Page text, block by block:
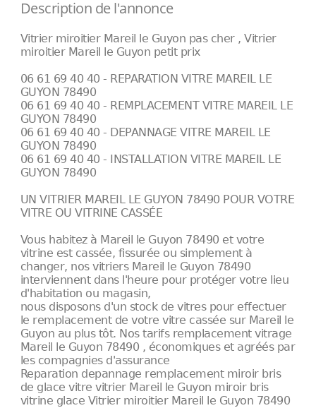
Description de l'annonce
Vitrier miroitier Mareil le Guyon pas cher , Vitrier
miroitier Mareil le Guyon petit prix
06 61 69 40 40 - REPARATION VITRE MAREIL LE
GUYON 78490
06 61 69 40 40 - REMPLACEMENT VITRE MAREIL LE
GUYON 78490
06 61 69 40 40 - DEPANNAGE VITRE MAREIL LE
GUYON 78490
06 61 69 40 40 - INSTALLATION VITRE MAREIL LE
GUYON 78490
UN VITRIER MAREIL LE GUYON 78490 POUR VOTRE
VITRE OU VITRINE CASSÉE
Vous habitez à Mareil le Guyon 78490 et votre
vitrine est cassée, fissurée ou simplement à
changer, nos vitriers Mareil le Guyon 78490
interviennent dans l'heure pour protéger votre lieu
d'habitation ou magasin,
nous disposons d'un stock de vitres pour effectuer
le remplacement de votre vitre cassée sur Mareil le
Guyon au plus tôt. Nos tarifs remplacement vitrage
Mareil le Guyon 78490 , économiques et agréés par
les compagnies d'assurance
Reparation depannage remplacement miroir bris
de glace vitre vitrier Mareil le Guyon miroir bris
vitrine glace Vitrier miroitier Mareil le Guyon 78490